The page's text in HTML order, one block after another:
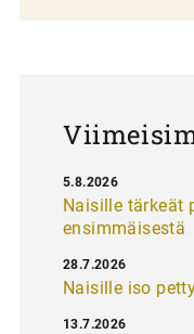
Naisille tärkeät
ensimmäisestä
5.8.2026
Naisille iso
28.7.2026
13.7.2026